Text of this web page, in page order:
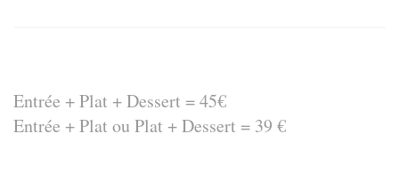
Entrée + Plat + Dessert = 45€
Entrée + Plat ou Plat + Dessert = 39 €